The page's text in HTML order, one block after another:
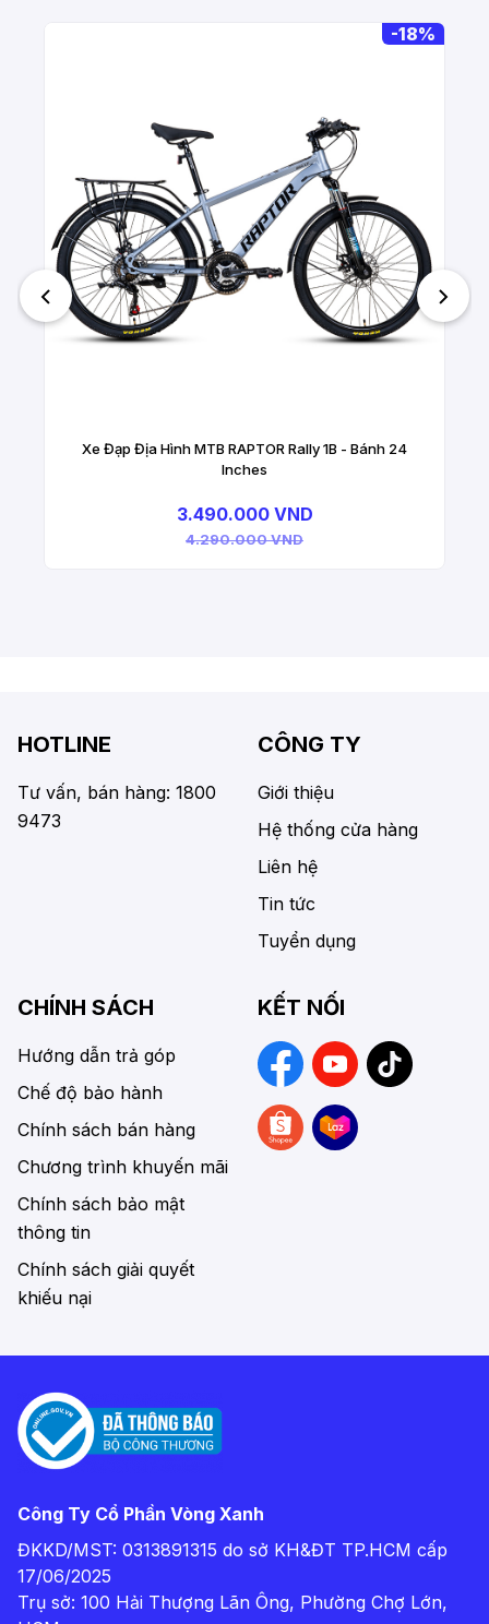
-18%
Xe Đạp Địa Hình MTB RAPTOR Rally 1B - Bánh 24
Inches
3.490.000 VND
4.290.000 VND
HOTLINE
Tư vấn, bán hàng: 1800
9473
CÔNG TY
Giới thiệu
Hệ thống cửa hàng
Liên hệ
Tin tức
Tuyển dụng
CHÍNH SÁCH
Hướng dẫn trả góp
Chế độ bảo hành
Chính sách bán hàng
Chương trình khuyến mãi
Chính sách bảo mật
thông tin
Chính sách giải quyết
khiếu nại
KẾT NỐI
Công Ty Cổ Phần Vòng Xanh
ĐKKD/MST: 0313891315 do sở KH&ĐT TP.HCM cấp
17/06/2025
Trụ sở: 100 Hải Thượng Lãn Ông, Phường Chợ Lớn,